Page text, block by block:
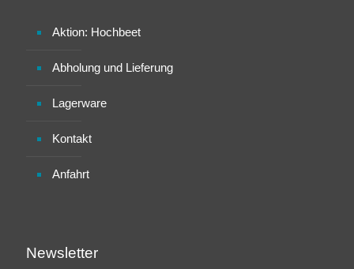
Aktion: Hochbeet
Abholung und Lieferung
Lagerware
Kontakt
Anfahrt
Newsletter